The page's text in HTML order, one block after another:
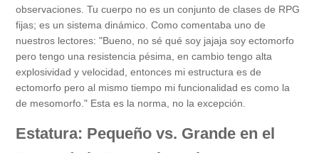
observaciones. Tu cuerpo no es un conjunto de clases de RPG
fijas; es un sistema dinámico. Como comentaba uno de
nuestros lectores: "Bueno, no sé qué soy jajaja soy ectomorfo
pero tengo una resistencia pésima, en cambio tengo alta
explosividad y velocidad, entonces mi estructura es de
ectomorfo pero al mismo tiempo mi funcionalidad es como la
de mesomorfo." Esta es la norma, no la excepción.
Estatura: Pequeño vs. Grande en el